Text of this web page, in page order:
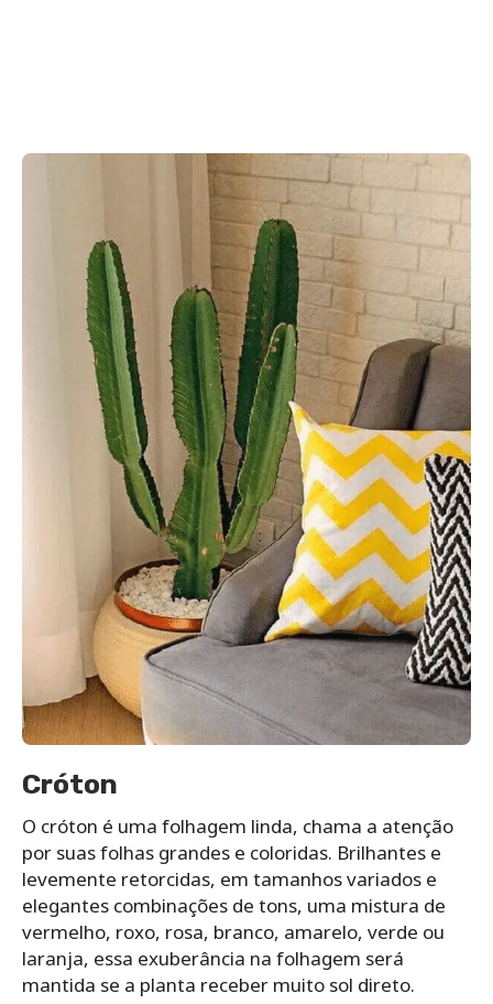
Cróton
O cróton é uma folhagem linda, chama a atenção
por suas folhas grandes e coloridas. Brilhantes e
levemente retorcidas, em tamanhos variados e
elegantes combinações de tons, uma mistura de
vermelho, roxo, rosa, branco, amarelo, verde ou
laranja, essa exuberância na folhagem será
mantida se a planta receber muito sol direto.